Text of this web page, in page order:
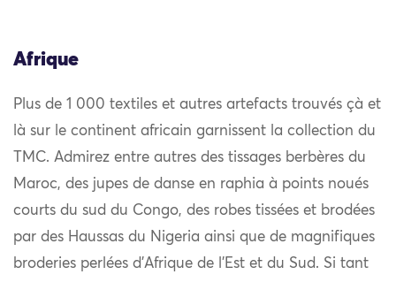
Afrique
Plus de 1 000 textiles et autres artefacts trouvés çà et
là sur le continent africain garnissent la collection du
TMC. Admirez entre autres des tissages berbères du
Maroc, des jupes de danse en raphia à points noués
courts du sud du Congo, des robes tissées et brodées
par des Haussas du Nigeria ainsi que de magnifiques
broderies perlées d’Afrique de l’Est et du Sud. Si tant